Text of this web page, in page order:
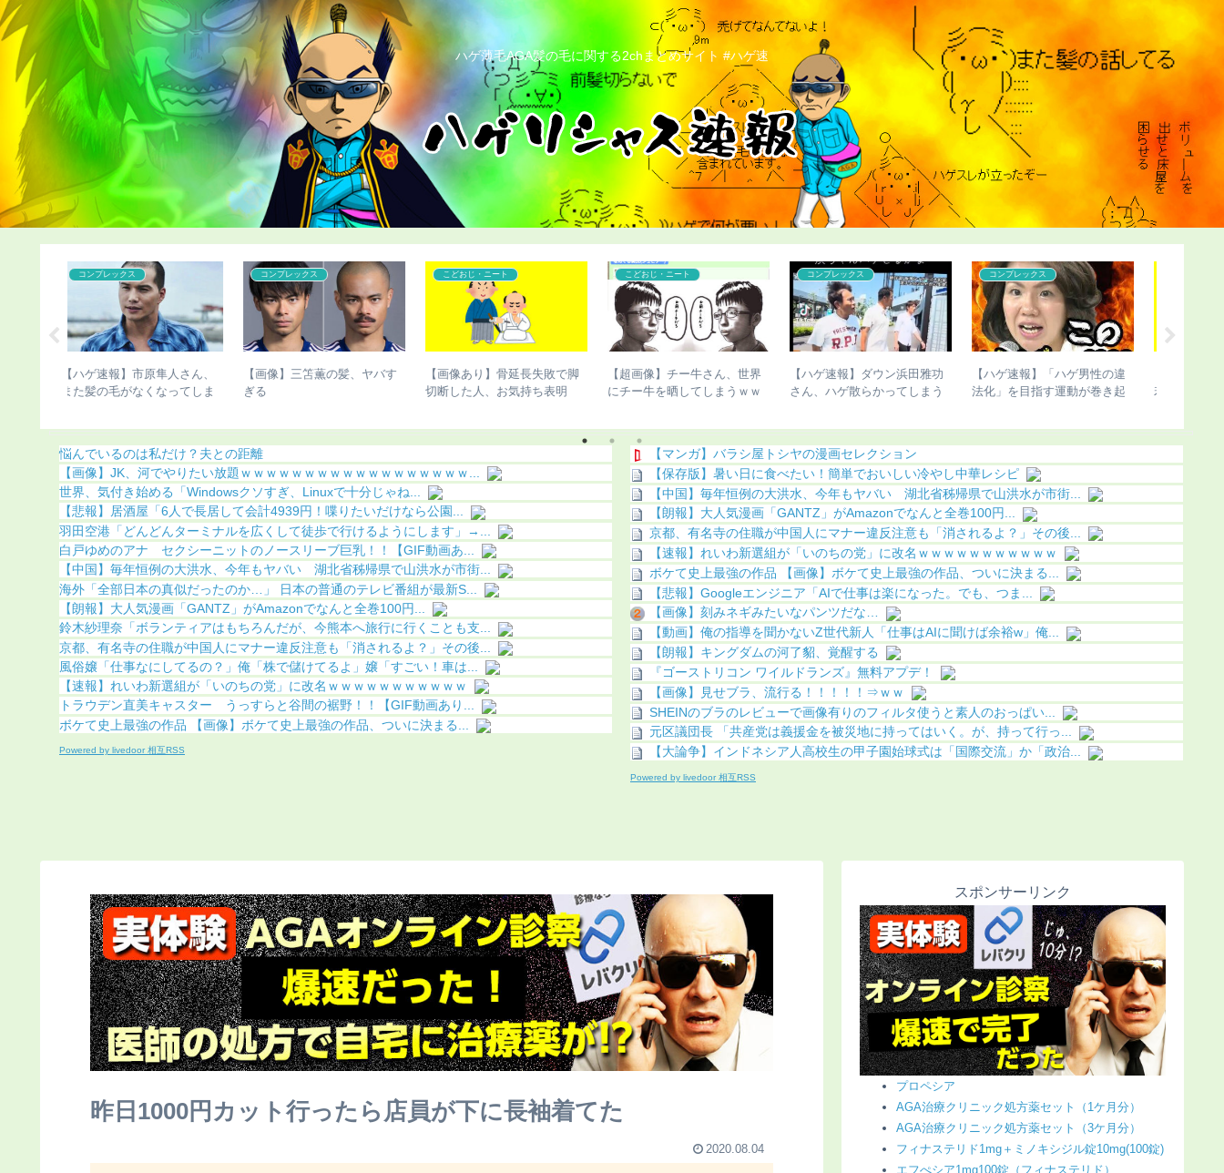
ハゲ薄毛AGA髪の毛に関する2chまとめサイト #ハゲ速
こどおじ・ニート
【超画像】チー牛さん、世界
にチー牛を晒してしまうｗｗ
コンプレックス
【ハゲ速報】ダウン浜田雅功
さん、ハゲ散らかってしまう
コンプレックス
【ハゲ速報】「ハゲ男性の違
法化」を目指す運動が巻き起
コンプレックス
【ハゲ速報】イケおぢさん、
若い女子をSNSで募集した結
コンプレックス
【ハゲ速報】藤井隆さん、地
味にハゲる（画像あり）
こどおじ・ニート
【チビ速報】骨延長したこび
さんのこの写真（画像あり）
悩んでいるのは私だけ？夫との距離
【画像】JK、河でやりたい放題ｗｗｗｗｗｗｗｗｗｗｗｗｗｗｗｗｗｗ...
世界、気付き始める「Windowsクソすぎ、Linuxで十分じゃね...
【悲報】居酒屋「6人で長居して会計4939円！喋りたいだけなら公園...
羽田空港「どんどんターミナルを広くして徒歩で行けるようにします」→...
白戸ゆめのアナ セクシーニットのノースリーブ巨乳！！【GIF動画あ...
【中国】毎年恒例の大洪水、今年もヤバい 湖北省秭帰県で山洪水が市街...
海外「全部日本の真似だったのか…」 日本の普通のテレビ番組が最新S...
【朗報】大人気漫画「GANTZ」がAmazonでなんと全巻100円...
鈴木紗理奈「ボランティアはもちろんだが、今熊本へ旅行に行くことも支...
京都、有名寺の住職が中国人にマナー違反注意も「消されるよ？」その後...
風俗嬢「仕事なにしてるの？」俺「株で儲けてるよ」嬢「すごい！車は...
【速報】れいわ新選組が「いのちの党」に改名ｗｗｗｗｗｗｗｗｗｗｗ
トラウデン直美キャスター うっすらと谷間の裾野！！【GIF動画あり...
ボケて史上最強の作品 【画像】ボケて史上最強の作品、ついに決まる...
Powered by livedoor 相互RSS
【マンガ】バラシ屋トシヤの漫画セレクション
【保存版】暑い日に食べたい！簡単でおいしい冷やし中華レシピ
【中国】毎年恒例の大洪水、今年もヤバい 湖北省秭帰県で山洪水が市街...
【朗報】大人気漫画「GANTZ」がAmazonでなんと全巻100円...
京都、有名寺の住職が中国人にマナー違反注意も「消されるよ？」その後...
【速報】れいわ新選組が「いのちの党」に改名ｗｗｗｗｗｗｗｗｗｗｗ
ボケて史上最強の作品 【画像】ボケて史上最強の作品、ついに決まる...
【悲報】Googleエンジニア「AIで仕事は楽になった。でも、つま...
【画像】刻みネギみたいなパンツだな…
【動画】俺の指導を聞かないZ世代新人「仕事はAIに聞けば余裕w」俺...
【朗報】キングダムの河了貂、覚醒する
『ゴーストリコン ワイルドランズ』無料アプデ！
【画像】見せブラ、流行る！！！！！⇒ｗｗ
SHEINのブラのレビューで画像有りのフィルタ使うと素人のおっぱい...
元区議団長 「共産党は義援金を被災地に持ってはいく。が、持って行っ...
【大論争】インドネシア人高校生の甲子園始球式は「国際交流」か「政治...
Powered by livedoor 相互RSS
昨日1000円カット行ったら店員が下に長袖着てた
2020.08.04
スポンサーリンク
プロペシア
AGA治療クリニック処方薬セット（1ケ月分）
AGA治療クリニック処方薬セット（3ケ月分）
フィナステリド1mg＋ミノキシジル錠10mg(100錠)
エフぺシア1mg100錠（フィナステリド）